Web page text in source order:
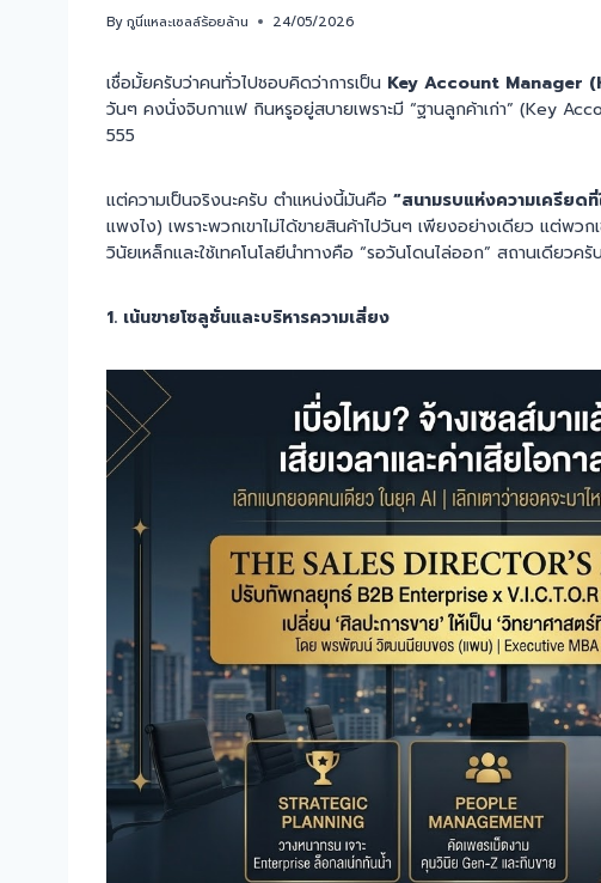
Byกูนี่แหละเซลล์ร้อยล้าน 24/05/2026
เชื่อมั้ยครับว่าคนทั่วไปชอบคิดว่าการเป็น Key Account Manager
วันๆ คงนั่งจิบกาแฟ กินหรูอยู่สบายเพราะมี “ฐานลูกค้าเก่า” (Key
555
แต่ความเป็นจริงนะครับ ตำแหน่งนี้มันคือ “สนามรบแห่งความเครียด
แพงไง) เพราะพวกเขาไม่ได้ขายสินค้าไปวันๆ เพียงอย่างเดียว แต่พวก
วินัยเหล็กและใช้เทคโนโลยีนำทางคือ “รอวันโดนไล่ออก” สถานเดียวครับ
1. เน้นขายโซลูชั่นและบริหารความเสี่ยง